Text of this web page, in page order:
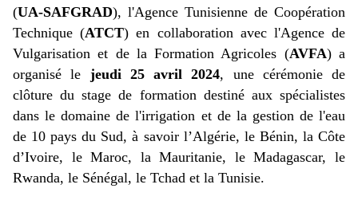
(UA-SAFGRAD), l'Agence Tunisienne de Coopération
Technique (ATCT) en collaboration avec l'Agence de
Vulgarisation et de la Formation Agricoles (AVFA) a
organisé le jeudi 25 avril 2024, une cérémonie de
clôture du stage de formation destiné aux spécialistes
dans le domaine de l'irrigation et de la gestion de l'eau
de 10 pays du Sud, à savoir l’Algérie, le Bénin, la Côte
d’Ivoire, le Maroc, la Mauritanie, le Madagascar, le
Rwanda, le Sénégal, le Tchad et la Tunisie.